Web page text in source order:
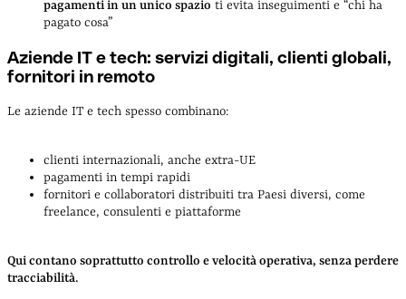
pagamenti in un unico spazio ti evita inseguimenti e “chi ha
pagato cosa”
Aziende IT e tech: servizi digitali, clienti globali,
fornitori in remoto
Le aziende IT e tech spesso combinano:
clienti internazionali, anche extra-UE
pagamenti in tempi rapidi
fornitori e collaboratori distribuiti tra Paesi diversi, come
freelance, consulenti e piattaforme
Qui contano soprattutto controllo e velocità operativa, senza perdere
tracciabilità.